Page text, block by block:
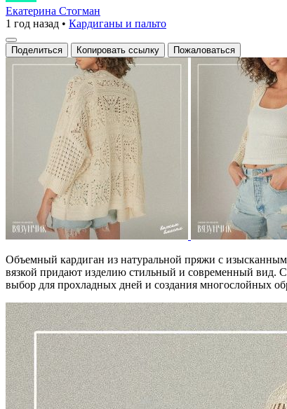
кардиган
с
ажурным
узором
Екатерина Стогман
1 год назад • Кардиганы и пальто
Поделиться Копировать ссылку Пожаловаться
Объемный кардиган из натуральной пряжи с
вязкой придают изделию стильный и современный вид.
выбор для прохладных дней и создания многослойных